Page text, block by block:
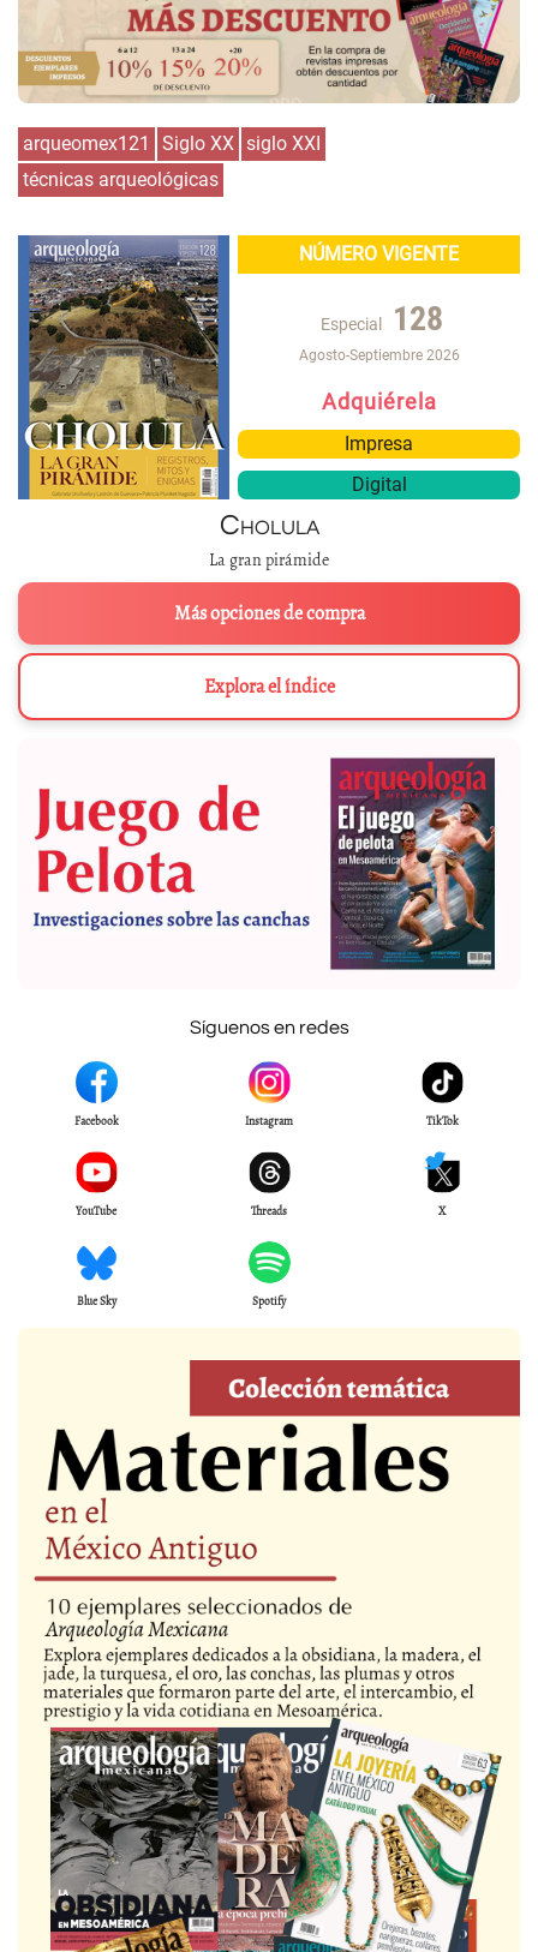
arqueomex121 Siglo XX siglo XXI
técnicas arqueológicas
NÚMERO VIGENTE
Especial 128
Agosto-Septiembre 2026
Adquiérela
Impresa
Digital
Cholula
La gran pirámide
Más opciones de compra
Explora el índice
Síguenos en redes
Facebook Instagram TikTok
YouTube Threads X
Blue Sky Spotify